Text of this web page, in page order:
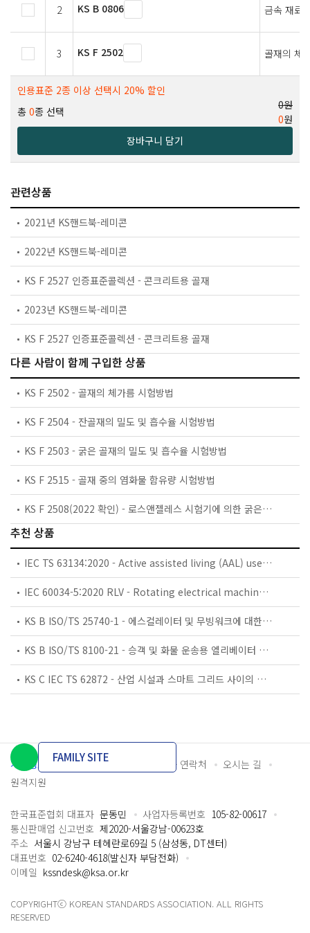
2 KS B 0806 금속 재료
3 KS F 2502 골재의 체
인용표준 2종 이상 선택시 20% 할인
총 0종 선택
0원
0원
장바구니 담기
관련상품
2021년 KS핸드북-레미콘
2022년 KS핸드북-레미콘
KS F 2527 인증표준콜렉션 - 콘크리트용 골재
2023년 KS핸드북-레미콘
KS F 2527 인증표준콜렉션 - 콘크리트용 골재
다른 사람이 함께 구입한 상품
KS F 2502 - 골재의 체가름 시험방법
KS F 2504 - 잔골재의 밀도 및 흡수율 시험방법
KS F 2503 - 굵은 골재의 밀도 및 흡수율 시험방법
KS F 2515 - 골재 중의 염화물 함유량 시험방법
KS F 2508(2022 확인) - 로스앤젤레스 시험기에 의한 굵은 골재의 마모 시험 방법
추천 상품
IEC TS 63134:2020 - Active assisted living (AAL) use cases
IEC 60034-5:2020 RLV - Rotating electrical machines - Part 5: Degrees of protection provided by the integral design of rotating electrical machines (IP code) - Classification
KS B ISO/TS 25740-1 - 에스컬레이터 및 무빙워크에 대한 안전요건 — 제1부: 세계공통 필수 안전요건(GESRs)
KS B ISO/TS 8100-21 - 승객 및 화물 운송용 엘리베이터 —제21부: 세계공통 필수안전요건(GESRs)을 충족하는 세계공통 안전 파라미터(GSPs)
KS C IEC TS 62872 - 산업 시설과 스마트 그리드 사이의 산업 공정 측정, 제어 및 자동화 시스템 인터페이스
개인정보처리방침 이용약관 담당자 연락처
오시는 길
원격지원
FAMILY SITE
한국표준협회 대표자 문동민 사업자등록번호 105-82-00617
통신판매업 신고번호 제2020-서울강남-00623호
주소 서울시 강남구 테헤란로69길 5 (삼성동, DT센터)
대표번호 02-6240-4618(발신자 부담전화)
이메일 kssndesk@ksa.or.kr
COPYRIGHTⓒ KOREAN STANDARDS ASSOCIATION. ALL RIGHTS
RESERVED